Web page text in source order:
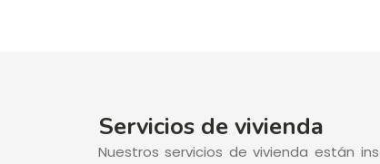
Servicios de vivienda
Nuestros servicios de vivienda están